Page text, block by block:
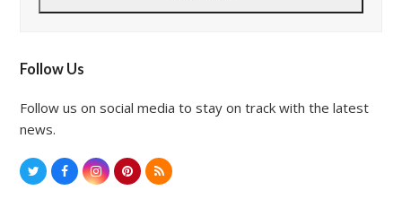
Follow Us
Follow us on social media to stay on track with the latest
news.
T
w
F
a
I
n
P
i
R
S